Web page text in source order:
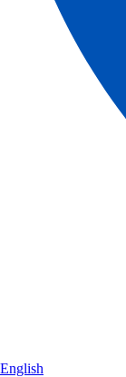
English